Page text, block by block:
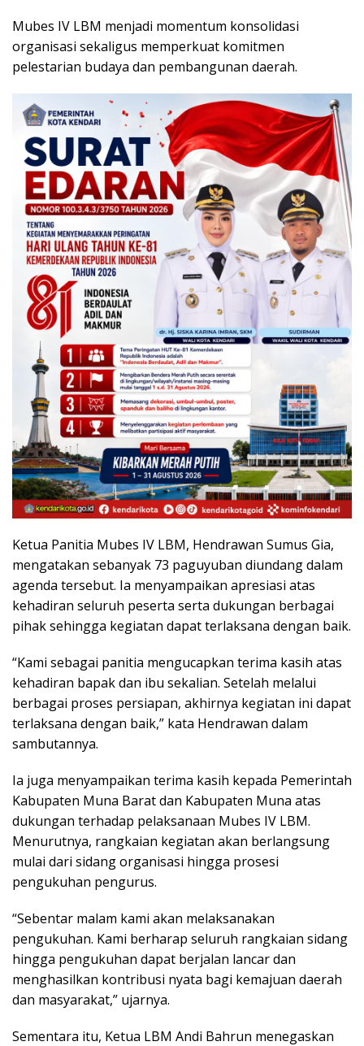
Mubes IV LBM menjadi momentum konsolidasi
organisasi sekaligus memperkuat komitmen
pelestarian budaya dan pembangunan daerah.
Ketua Panitia Mubes IV LBM, Hendrawan Sumus Gia,
mengatakan sebanyak 73 paguyuban diundang dalam
agenda tersebut. Ia menyampaikan apresiasi atas
kehadiran seluruh peserta serta dukungan berbagai
pihak sehingga kegiatan dapat terlaksana dengan baik.
“Kami sebagai panitia mengucapkan terima kasih atas
kehadiran bapak dan ibu sekalian. Setelah melalui
berbagai proses persiapan, akhirnya kegiatan ini dapat
terlaksana dengan baik,” kata Hendrawan dalam
sambutannya.
Ia juga menyampaikan terima kasih kepada Pemerintah
Kabupaten Muna Barat dan Kabupaten Muna atas
dukungan terhadap pelaksanaan Mubes IV LBM.
Menurutnya, rangkaian kegiatan akan berlangsung
mulai dari sidang organisasi hingga prosesi
pengukuhan pengurus.
“Sebentar malam kami akan melaksanakan
pengukuhan. Kami berharap seluruh rangkaian sidang
hingga pengukuhan dapat berjalan lancar dan
menghasilkan kontribusi nyata bagi kemajuan daerah
dan masyarakat,” ujarnya.
Sementara itu, Ketua LBM Andi Bahrun menegaskan